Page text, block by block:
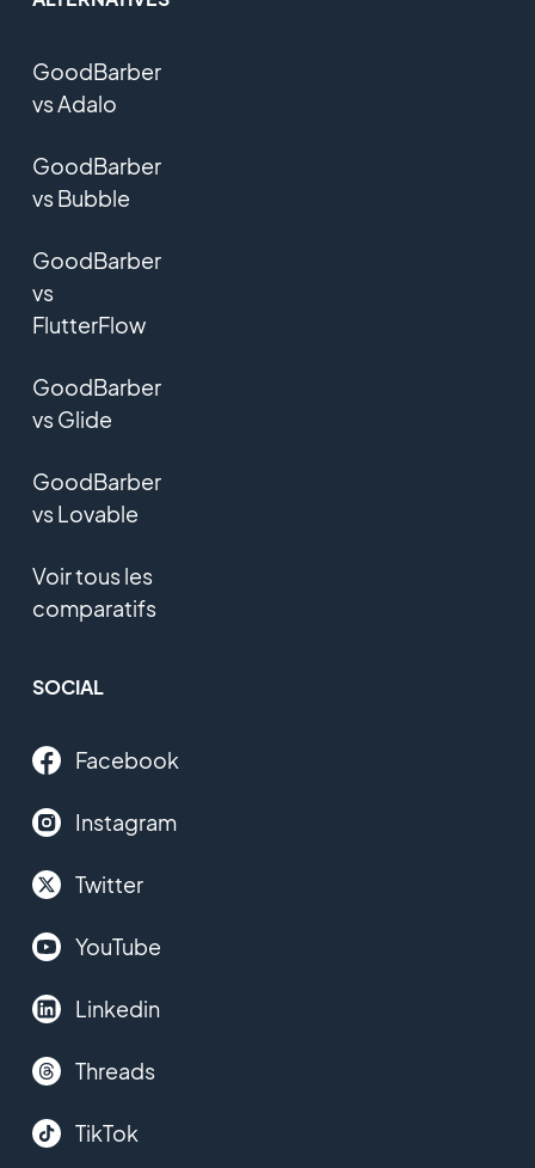
GoodBarber
vs Adalo
GoodBarber
vs Bubble
GoodBarber
vs
FlutterFlow
GoodBarber
vs Glide
GoodBarber
vs Lovable
Voir tous les
comparatifs
SOCIAL
Facebook
Instagram
Twitter
YouTube
Linkedin
Threads
TikTok